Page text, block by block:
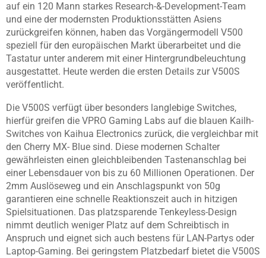
auf ein 120 Mann starkes Research-&-Development-Team
und eine der modernsten Produktionsstätten Asiens
zurückgreifen können, haben das Vorgängermodell V500
speziell für den europäischen Markt überarbeitet und die
Tastatur unter anderem mit einer Hintergrundbeleuchtung
ausgestattet. Heute werden die ersten Details zur V500S
veröffentlicht.
Die V500S verfügt über besonders langlebige Switches,
hierfür greifen die VPRO Gaming Labs auf die blauen Kailh-
Switches von Kaihua Electronics zurück, die vergleichbar mit
den Cherry MX- Blue sind. Diese modernen Schalter
gewährleisten einen gleichbleibenden Tastenanschlag bei
einer Lebensdauer von bis zu 60 Millionen Operationen. Der
2mm Auslöseweg und ein Anschlagspunkt von 50g
garantieren eine schnelle Reaktionszeit auch in hitzigen
Spielsituationen. Das platzsparende Tenkeyless-Design
nimmt deutlich weniger Platz auf dem Schreibtisch in
Anspruch und eignet sich auch bestens für LAN-Partys oder
Laptop-Gaming. Bei geringstem Platzbedarf bietet die V500S